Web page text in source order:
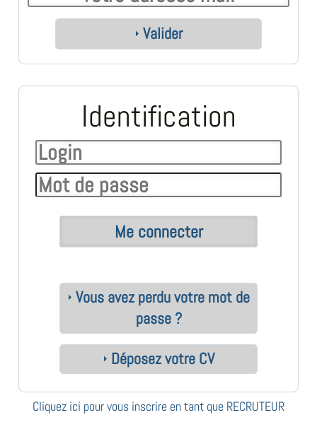
Valider
Identification
Vous avez perdu votre mot de
passe ?
Déposez votre CV
Cliquez ici pour vous inscrire en tant que RECRUTEUR